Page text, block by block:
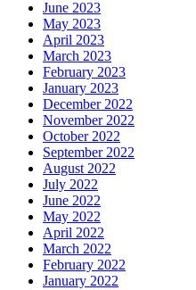
June 2023
May 2023
April 2023
March 2023
February 2023
January 2023
December 2022
November 2022
October 2022
September 2022
August 2022
July 2022
June 2022
May 2022
April 2022
March 2022
February 2022
January 2022